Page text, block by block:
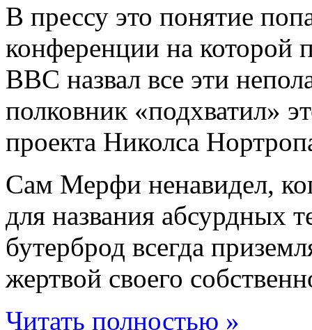
В прессу это понятие
конференции на которой
ВВС назвал все эти
полковник «подхватил»
проекта Николса
Сам Мерфи ненавидел,
для названия абсурдных
бутерброд всегда
жертвой своего
Читать полностью »